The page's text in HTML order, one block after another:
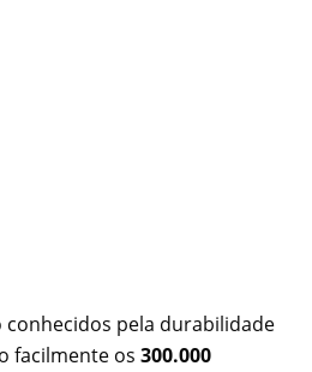
pela durabilidade
facilmente os 300.000